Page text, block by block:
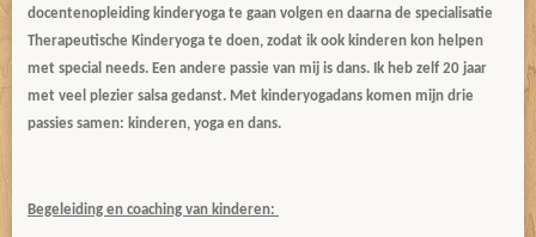
docentenopleiding kinderyoga te gaan volgen en daarna de specialisatie
Therapeutische Kinderyoga te doen, zodat ik ook kinderen kon helpen
met special needs. Een andere passie van mij is dans. Ik heb zelf 20 jaar
met veel plezier salsa gedanst. Met kinderyogadans komen mijn drie
passies samen: kinderen, yoga en dans.
Begeleiding en coaching van kinderen: